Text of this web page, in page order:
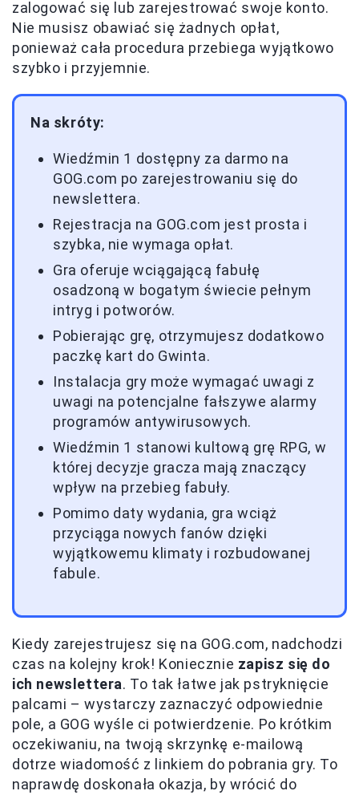
zalogować się lub zarejestrować swoje konto.
Nie musisz obawiać się żadnych opłat,
ponieważ cała procedura przebiega wyjątkowo
szybko i przyjemnie.
Na skróty:
Wiedźmin 1 dostępny za darmo na
GOG.com po zarejestrowaniu się do
newslettera.
Rejestracja na GOG.com jest prosta i
szybka, nie wymaga opłat.
Gra oferuje wciągającą fabułę
osadzoną w bogatym świecie pełnym
intryg i potworów.
Pobierając grę, otrzymujesz dodatkowo
paczkę kart do Gwinta.
Instalacja gry może wymagać uwagi z
uwagi na potencjalne fałszywe alarmy
programów antywirusowych.
Wiedźmin 1 stanowi kultową grę RPG, w
której decyzje gracza mają znaczący
wpływ na przebieg fabuły.
Pomimo daty wydania, gra wciąż
przyciąga nowych fanów dzięki
wyjątkowemu klimaty i rozbudowanej
fabule.
Kiedy zarejestrujesz się na GOG.com, nadchodzi
czas na kolejny krok! Koniecznie zapisz się do
ich newslettera. To tak łatwe jak pstryknięcie
palcami – wystarczy zaznaczyć odpowiednie
pole, a GOG wyśle ci potwierdzenie. Po krótkim
oczekiwaniu, na twoją skrzynkę e-mailową
dotrze wiadomość z linkiem do pobrania gry. To
naprawdę doskonała okazja, by wrócić do